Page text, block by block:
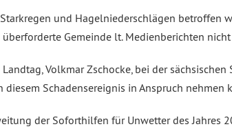
und Hagelniederschlägen betroffen
Gemeinde lt. Medienberichten
Volkmar Zschocke, bei der
Schadensereignis in Anspruch nehmen
der Soforthilfen für Unwetter des Jahres